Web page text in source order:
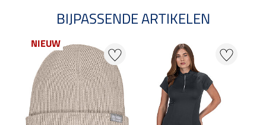
BIJPASSENDE ARTIKELEN
NIEUW